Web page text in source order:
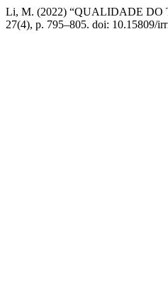
Li, M. (2022) “QUALIDADE
27(4), p. 795–805. doi: 10.15809/